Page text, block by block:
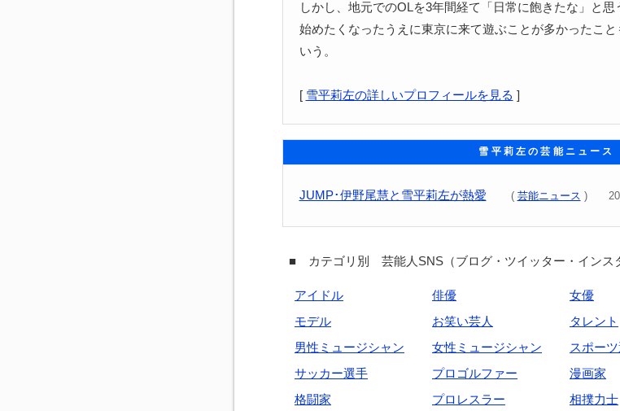
しかし、地元でのOLを3年間経て「日常に飽きたな」と
始めたくなったうえに東京に来て遊ぶことが多かったこ
いう。
[ 雪平莉左の詳しいプロフィールを見る ]
雪平莉左の芸能ニュース
JUMP･伊野尾慧と雪平莉左が熱愛 ( 芸能ニュース )
■ カテゴリ別 芸能人SNS（ブログ・ツイッター・インス
アイドル 俳優 女優
モデル
お笑い芸人 タレント
男性ミュージシャン
女性ミュージシャン スポー
サッカー選手
プロゴルファー 漫画家
格闘家
プロレスラー 相撲力士